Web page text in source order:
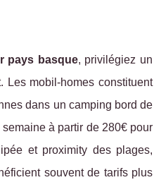
pays basque, privilégiez un
Les mobil-homes constituent
dans un camping bord de
à partir de 280€ pour
et proximity des plages,
souvent de tarifs plus